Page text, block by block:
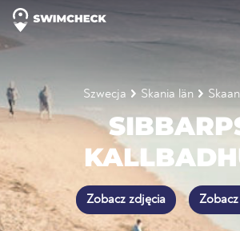
Szwecja Skania län
Zobacz zdjęcia